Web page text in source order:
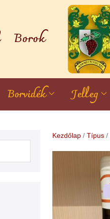
Borok
Borvidék Jelleg
Kezdőlap/ Típus/